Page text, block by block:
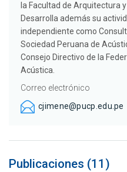
la Facultad de Arquitectura
Desarrolla además su
independiente como
Sociedad Peruana de
Consejo Directivo de la
Acústica.
Correo electrónico
cjimene@pucp.edu.pe
Publicaciones (11)